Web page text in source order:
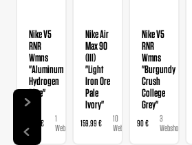
Nike V5
RNR
Wmns
"Aluminum
Hydrogen
Blue"
89,99 €
1
Webshop
Nike Air
Max 90
(III)
"Light
Iron Ore
Pale
Ivory"
159,99 €
10
Webshops
Nike V5
RNR
Wmns
"Burgundy
Crush
College
Grey"
90 €
3
Webshops